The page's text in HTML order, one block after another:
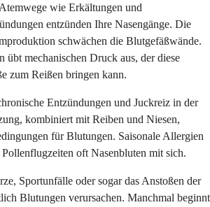
wie Erkältungen und
entzünden Ihre Nasengänge. Die
schwächen die Blutgefäßwände.
übt mechanischen Druck aus, der diese
zum Reißen bringen kann.
Entzündungen und Juckreiz in der
kombiniert mit Reiben und Niesen,
für Blutungen. Saisonale Allergien
oft Nasenbluten mit sich.
Sportunfälle oder sogar das Anstoßen der
Blutungen verursachen. Manchmal beginnt